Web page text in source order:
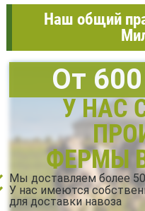
Наш общий
От
У НАС
ФЕРМЫ
Мы доставляем более
У нас имеются
для доставки навоза